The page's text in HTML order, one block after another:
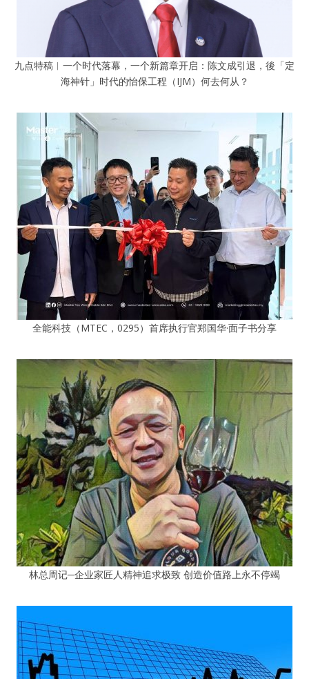
九点特稿︱一个时代落幕，一个新篇章开启：陈文成引退，後「定
海神针」时代的怡保工程（IJM）何去何从？
全能科技（MTEC，0295）首席执行官郑国华·面子书分享
林总周记─企业家匠人精神追求极致 创造价值路上永不停竭